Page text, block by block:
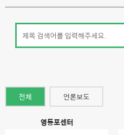
전체 언론보도
영등포센터